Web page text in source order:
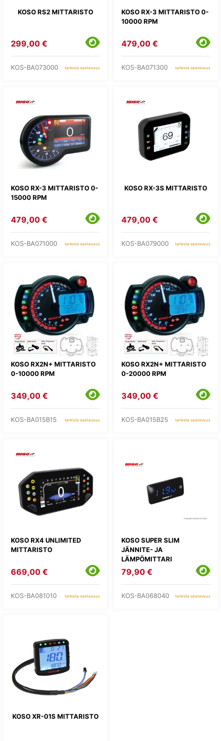
KOSO RS2 MITTARISTO
299,00 €
KOS-BA073000 tarkista saatavuus
KOSO RX-3 MITTARISTO 0-
10000 RPM
479,00 €
KOS-BA071300 tarkista saatavuus
KOSO RX-3 MITTARISTO 0-
15000 RPM
479,00 €
KOS-BA071000 tarkista saatavuus
KOSO RX-3S MITTARISTO
479,00 €
KOS-BA079000 tarkista saatavuus
KOSO RX2N+ MITTARISTO
0-10000 RPM
349,00 €
KOS-BA015B15 tarkista saatavuus
KOSO RX2N+ MITTARISTO
0-20000 RPM
349,00 €
KOS-BA015B25 tarkista saatavuus
KOSO RX4 UNLIMITED
MITTARISTO
669,00 €
KOS-BA081010 tarkista saatavuus
KOSO SUPER SLIM
JÄNNITE- JA
LÄMPÖMITTARI
79,90 €
KOS-BA068040 tarkista saatavuus
KOSO XR-01S MITTARISTO